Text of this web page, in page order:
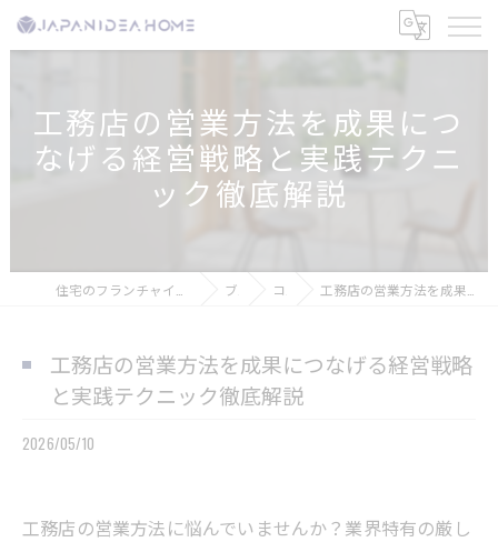
工務店の営業方法を成果につ
なげる経営戦略と実践テクニ
ック徹底解説
ブログ コラム 工務店の営業方法を成果につなげる経営戦略と実践テクニック徹底解説
工務店の営業方法を成果につなげる経営戦略
と実践テクニック徹底解説
2026/05/10
工務店の営業方法に悩んでいませんか？業界特有の厳し